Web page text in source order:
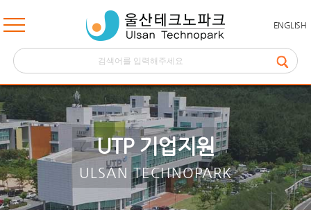
ENGLISH
UTP 기업지원
ULSAN TECHNOPARK